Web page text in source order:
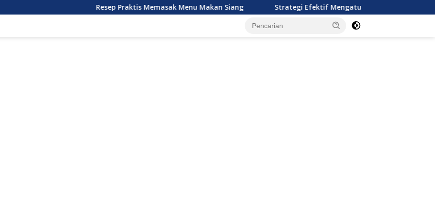
Resep Praktis Memasak Menu Makan Siang Strategi Efektif Mengatur Keuangan Keluarga Muda